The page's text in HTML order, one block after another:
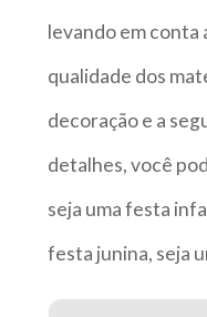
levando em conta
qualidade dos
decoração e a
detalhes, você
seja uma festa
festa junina, seja